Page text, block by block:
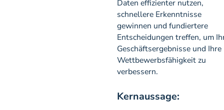
Daten effizienter nutzen,
schnellere Erkenntnisse
gewinnen und fundiertere
Entscheidungen treffen, um
Geschäftsergebnisse und Ihre
Wettbewerbsfähigkeit zu
verbessern.
Kernaussage: